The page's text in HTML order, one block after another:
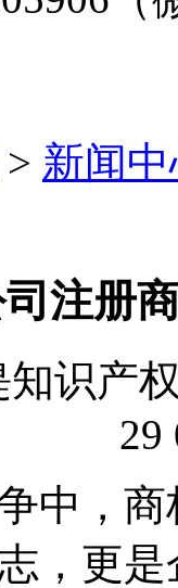
> 新闻
注册
识产
29
中，
，更